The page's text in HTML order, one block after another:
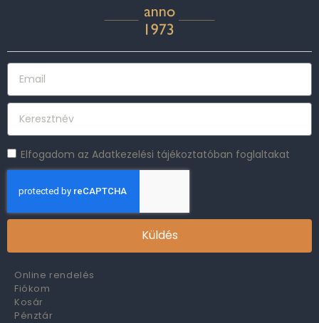
Elfogadom az Adatkezelési tájékoztatóban foglaltakat
Küldés
Online rendelés
Fiókom
Kosár
Pénztár